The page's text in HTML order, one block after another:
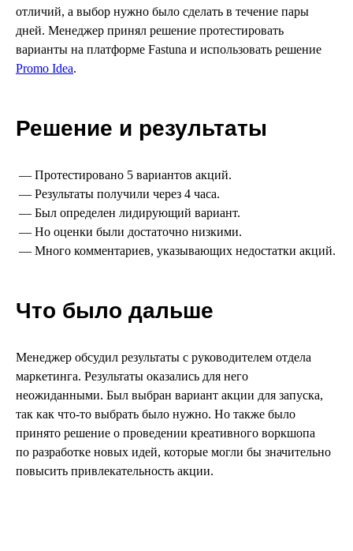
отличий, а выбор нужно было сделать в течение пары
дней. Менеджер принял решение протестировать
варианты на платформе Fastuna и использовать решение
Promo Idea.
Решение и результаты
— Протестировано 5 вариантов акций.
— Результаты получили через 4 часа.
— Был определен лидирующий вариант.
— Но оценки были достаточно низкими.
— Много комментариев, указывающих недостатки акций.
Что было дальше
Менеджер обсудил результаты с руководителем отдела
маркетинга. Результаты оказались для него
неожиданными. Был выбран вариант акции для запуска,
так как что-то выбрать было нужно. Но также было
принято решение о проведении креативного воркшопа
по разработке новых идей, которые могли бы значительно
повысить привлекательность акции.